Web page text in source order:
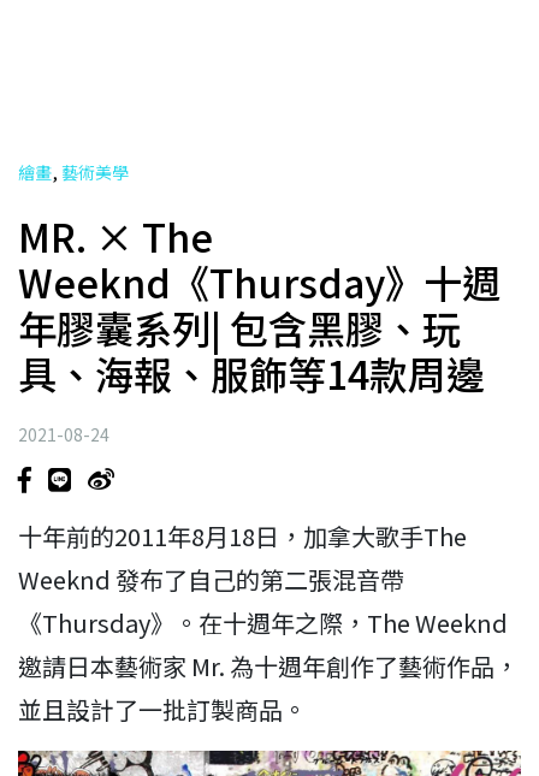
繪畫, 藝術美學
MR. × The
Weeknd《Thursday》十週
年膠囊系列| 包含黑膠、玩
具、海報、服飾等14款周邊
2021-08-24
十年前的2011年8月18日，加拿大歌手The
Weeknd 發布了自己的第二張混音帶
《Thursday》。在十週年之際，The Weeknd
邀請日本藝術家 Mr. 為十週年創作了藝術作品，
並且設計了一批訂製商品。